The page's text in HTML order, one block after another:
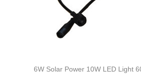
6W Solar Power 10W LED Light